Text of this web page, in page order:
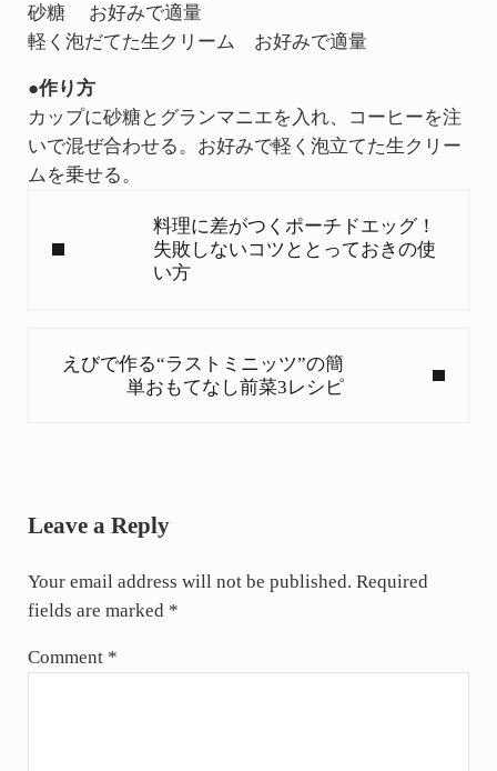
砂糖 お好みで適量
軽く泡だてた生クリーム お好みで適量
●作り方
カップに砂糖とグランマニエを入れ、コーヒーを注
いで混ぜ合わせる。お好みで軽く泡立てた生クリー
ムを乗せる。
料理に差がつくポーチドエッグ！
失敗しないコツととっておきの使
い方
えびで作る“ラストミニッツ”の簡
単おもてなし前菜3レシピ
Leave a Reply
Your email address will not be published. Required
fields are marked *
Comment *